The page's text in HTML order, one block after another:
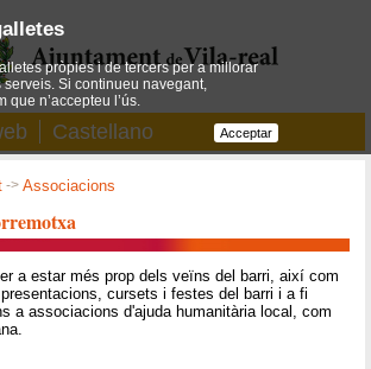
Castellano
->Associacions
a estar més prop dels veïns del barri, així com
cursets i festes del barri i a fi
a associacions d'ajuda humanitària local, com
pròpies i de tercers per a millorar
serveis. Si continueu navegant,
que n’accepteu l’ús.
Acceptar